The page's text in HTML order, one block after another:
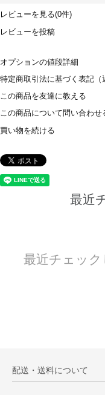
レビューを見る(0件)
レビューを投稿
オプションの値段詳細
特定商取引法に基づく表記（
この商品を友達に教える
この商品について問い合わせ
買い物を続ける
最近
最近チェッ
配送・送料について